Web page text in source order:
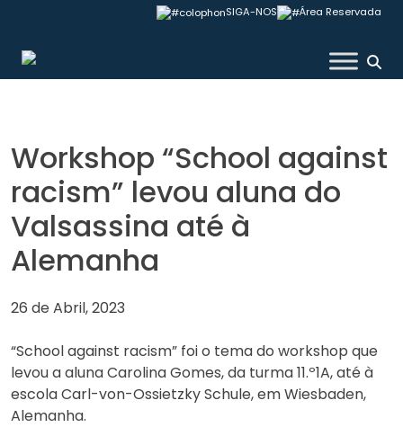
content
SIGA-NOS Área Reservada
Colégio Valsassina
Workshop “School against
racism” levou aluna do
Valsassina até à
Alemanha
26 de Abril, 2023
“School against racism” foi o tema do workshop que
levou a aluna Carolina Gomes, da turma 11.º1A, até à
escola Carl-von-Ossietzky Schule, em Wiesbaden,
Alemanha.